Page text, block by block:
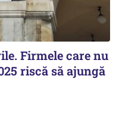
Firmele care nu
riscă să ajungă